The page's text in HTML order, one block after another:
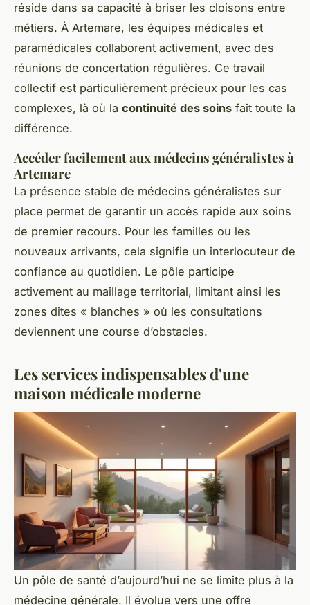
réside dans sa capacité à briser les cloisons entre
métiers. À Artemare, les équipes médicales et
paramédicales collaborent activement, avec des
réunions de concertation régulières. Ce travail
collectif est particulièrement précieux pour les cas
complexes, là où la continuité des soins fait toute la
différence.
Accéder facilement aux médecins généralistes à
Artemare
La présence stable de médecins généralistes sur
place permet de garantir un accès rapide aux soins
de premier recours. Pour les familles ou les
nouveaux arrivants, cela signifie un interlocuteur de
confiance au quotidien. Le pôle participe
activement au maillage territorial, limitant ainsi les
zones dites « blanches » où les consultations
deviennent une course d’obstacles.
Les services indispensables d'une
maison médicale moderne
Un pôle de santé d’aujourd’hui ne se limite plus à la
médecine générale. Il évolue vers une offre